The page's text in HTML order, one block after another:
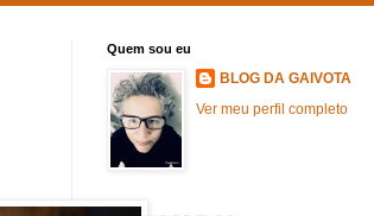
Quem sou eu
BLOG DA GAIVOTA
Ver meu perfil completo